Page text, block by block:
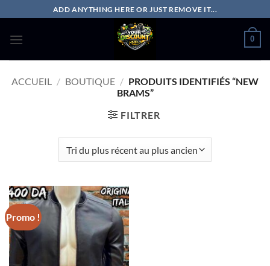
au
contenu
ADD ANYTHING HERE OR JUST REMOVE IT...
0
ACCUEIL / BOUTIQUE / PRODUITS IDENTIFIÉS “NEW
BRAMS”
FILTRER
Promo !